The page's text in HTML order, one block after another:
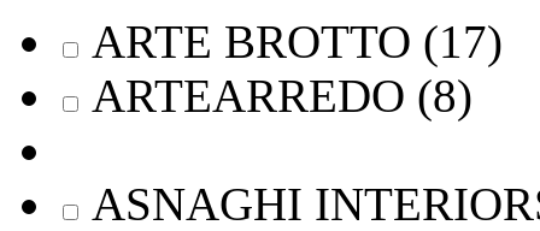
ARTE BROTTO (17)
ARTEARREDO (8)
ASNAGHI